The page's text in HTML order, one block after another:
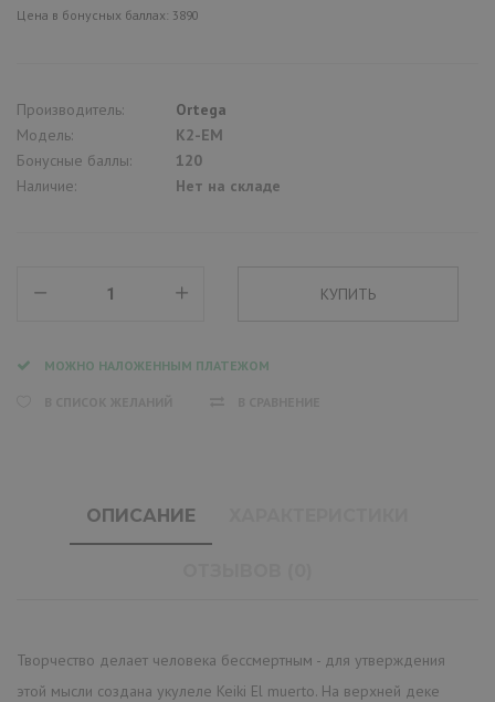
Цена в бонусных баллах: 3890
Производитель:
Ortega
Модель:
K2-EM
Бонусные баллы:
120
Наличие:
Нет на складе
МОЖНО НАЛОЖЕННЫМ ПЛАТЕЖОМ
ОПИСАНИЕ
Творчество делает человека бессмертным - для утверждения
этой мысли создана укулеле Keiki El muerto. На верхней деке